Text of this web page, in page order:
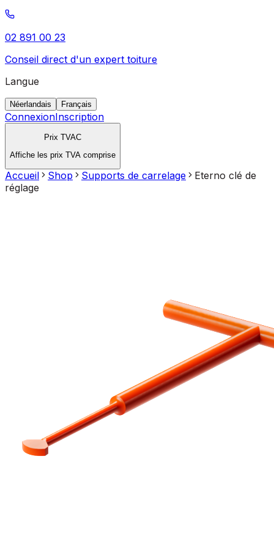
02 891 00 23
Conseil direct d'un expert toiture
Langue
Néerlandais Français
ConnexionInscription
Prix TVAC
Affiche les prix TVA comprise
Accueil Shop Supports de carrelage
Eterno clé de
réglage